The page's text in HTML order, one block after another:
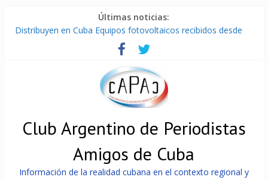
Últimas noticias:
Distribuyen en Cuba Equipos fotovoltaicos recibidos desde
La ONU condena medidas de EE.UU contra Cuba
Cuba alerta sobre doctrina militar de dominación de EEUU
Nuevas sanciones de EEUU contra Cuba apuntan a la
cooperación militar con Rusia y China
Brutal represión contra los que marchan para que no se
venda la patria
Club Argentino de Periodistas
Amigos de Cuba
Información de la realidad cubana en el contexto regional y